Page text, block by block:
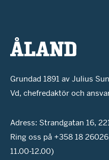
Grundad 1891 av Julius
Vd, chefredaktör och
Adress: Strandgatan 16,
Ring oss på +358 18
11.00-12.00)